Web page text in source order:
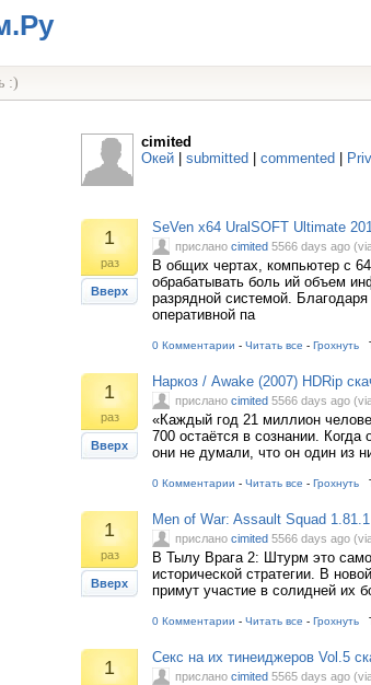
:)
cimited
Окей
submitted commented
1
раз
Вверх
SeVen x64 UralSOFT Ultimate
прислано cimited 5566 days ago
В общих чертах, компьютер с
обрабатывать боль ий объем
разрядной системой.
оперативной па
0 Комментарии - Читать все - Грохнуть
1
раз
Вверх
Наркоз / Awake (2007) HDRip
прислано cimited 5566 days ago
«Каждый год 21 миллион
700 остаётся в сознании.
они не думали, что он один из
0 Комментарии - Читать все - Грохнуть
1
раз
Вверх
Men of War: Assault Squad
прислано cimited 5566 days ago
В Тылу Врага 2: Штурм это
исторической стратегии. В
примут участие в солидней их
0 Комментарии - Читать все - Грохнуть
1 Секс на их тинеиджеров Vol.5
прислано cimited 5565 days ago